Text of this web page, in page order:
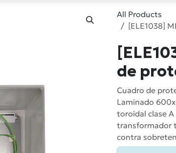
All Products
[ELE1038]
de
Cuadro de
Laminado
toroidal clase
transformador
contra